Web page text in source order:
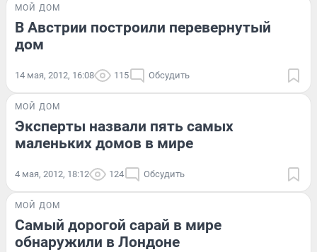
МОЙ ДОМ
В Австрии построили перевернутый
дом
14 мая, 2012, 16:08 115 Обсудить
МОЙ ДОМ
Эксперты назвали пять самых
маленьких домов в мире
4 мая, 2012, 18:12 124 Обсудить
МОЙ ДОМ
Самый дорогой сарай в мире
обнаружили в Лондоне